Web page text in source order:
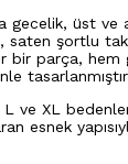
gecelik, üst
saten şortlu
bir parça, hem
L ve XL
esnek